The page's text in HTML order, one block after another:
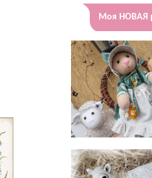
Моя НОВАЯ